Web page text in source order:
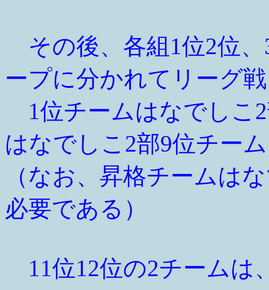
その後、各組1位2位、
ープに分かれてリーグ
1位チームはなでしこ
はなでしこ2部9位チー
（なお、昇格チームは
必要である）
11位12位の2チームは